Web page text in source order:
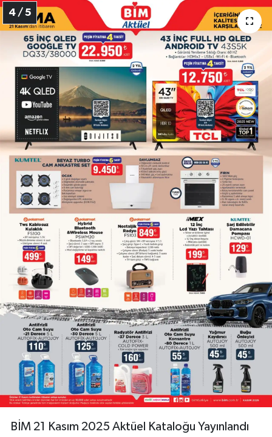
4 / 5
BİM 21 Kasım 2025 Aktüel Kataloğu Yayınlandı